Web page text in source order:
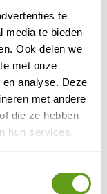
te
media te bieden
Ook delen we
met onze
analyse. Deze
met andere
die ze hebben
hun services.
Lees meer
op de
gebergte in
dat dicht
voornamelijk uit